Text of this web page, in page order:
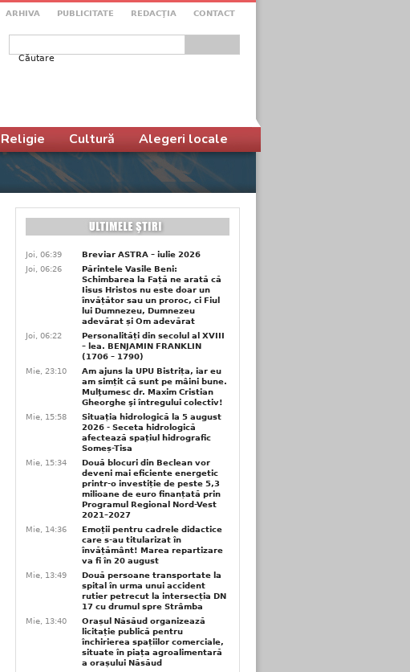
ARHIVA PUBLICITATE REDACŢIA CONTACT
Formular de căutare
Religie Cultură Alegeri locale
Joi, 06:39
Breviar ASTRA – iulie 2026
Joi, 06:26
Părintele Vasile Beni:
Schimbarea la Față ne arată că
Iisus Hristos nu este doar un
învățător sau un proroc, ci Fiul
lui Dumnezeu, Dumnezeu
adevărat și Om adevărat
Joi, 06:22
Personalități din secolul al XVIII
– lea. BENJAMIN FRANKLIN
(1706 – 1790)
Mie, 23:10
Am ajuns la UPU Bistrița, iar eu
am simțit că sunt pe mâini bune.
Mulţumesc dr. Maxim Cristian
Gheorghe şi întregului colectiv!
Mie, 15:58
Situația hidrologică la 5 august
2026 - Seceta hidrologică
afectează spațiul hidrografic
Someș-Tisa
Mie, 15:34
Două blocuri din Beclean vor
deveni mai eficiente energetic
printr-o investiție de peste 5,3
milioane de euro finanțată prin
Programul Regional Nord-Vest
2021–2027
Mie, 14:36
Emoții pentru cadrele didactice
care s-au titularizat în
învățământ! Marea repartizare
va fi în 20 august
Mie, 13:49
Două persoane transportate la
spital în urma unui accident
rutier petrecut la intersecția DN
17 cu drumul spre Strâmba
Mie, 13:40
Orașul Năsăud organizează
licitație publică pentru
închirierea spațiilor comerciale,
situate în piața agroalimentară
a orașului Năsăud